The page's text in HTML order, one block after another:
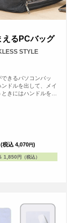
えるPCバッグ
STYLE
きるパソコンバッ
ドルを出して、メイ
きにはハンドルを収
うれしい複数の外ポ
グとしても使用が可
(税込 4,070円)
1,850 円（税込）